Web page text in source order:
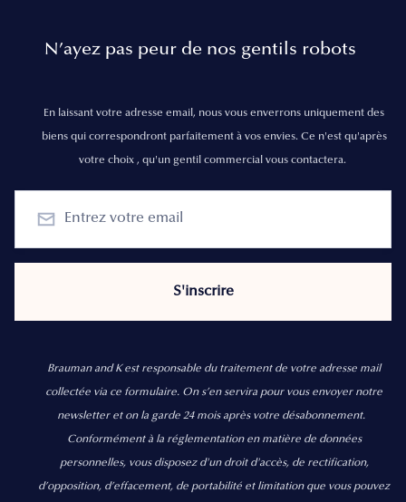
N’ayez pas peur de nos gentils robots
En laissant votre adresse email, nous vous enverrons uniquement des
biens qui correspondront parfaitement à vos envies. Ce n'est qu'après
votre choix , qu'un gentil commercial vous contactera.
Brauman and K est responsable du traitement de votre adresse mail
collectée via ce formulaire. On s’en servira pour vous envoyer notre
newsletter et on la garde 24 mois après votre désabonnement.
Conformément à la réglementation en matière de données
personnelles, vous disposez d'un droit d'accès, de rectification,
d’opposition, d’effacement, de portabilité et limitation que vous pouvez